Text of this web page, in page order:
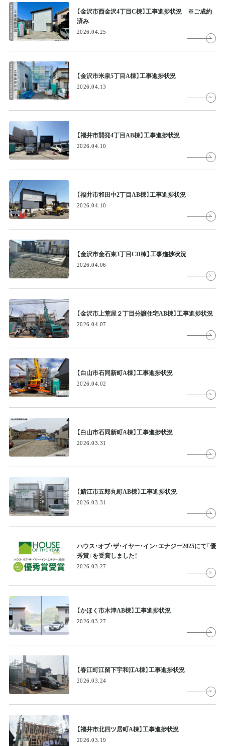
【金沢市西金沢4丁目C棟】工事進捗状況 ※ご成約
済み
2026.04.25
【金沢市米泉5丁目A棟】工事進捗状況
2026.04.13
【福井市開発4丁目AB棟】工事進捗状況
2026.04.10
【福井市和田中2丁目AB棟】工事進捗状況
2026.04.10
【金沢市金石東3丁目CD棟】工事進捗状況
2026.04.06
【金沢市上荒屋２丁目分譲住宅AB棟】工事進捗状況
2026.04.07
【白山市石同新町A棟】工事進捗状況
2026.04.02
【白山市石同新町A棟】工事進捗状況
2026.03.31
【鯖江市五郎丸町AB棟】工事進捗状況
2026.03.31
ハウス・オブ・ザ・イヤー・イン・エナジー2025にて「優
秀賞」を受賞しました！
2026.03.27
【かほく市木津AB棟】工事進捗状況
2026.03.27
【春江町江留下宇和江A棟】工事進捗状況
2026.03.24
【福井市北四ツ居町A棟】工事進捗状況
2026.03.19